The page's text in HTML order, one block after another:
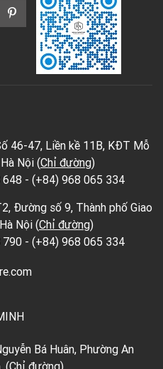
46-47, Liền kề 11B, KĐT Mỗ
Nội (Chỉ đường)
- (+84) 968 065 334
Đường số 9, Thành phố Giao
Nội (Chỉ đường)
790 - (+84) 968 065 334
Bá Huân, Phường An